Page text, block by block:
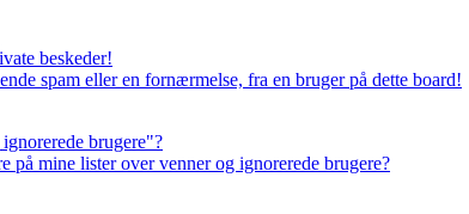
beskeder!
spam eller en fornærmelse, fra en bruger på dette board!
brugere"?
på mine lister over venner og ignorerede brugere?